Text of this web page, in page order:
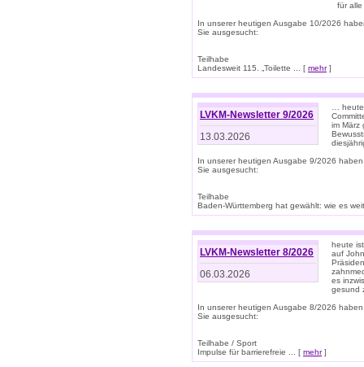
für
In unserer heutigen Ausgabe 10/2026
Sie ausgesucht:
Teilhabe
Landesweit 115. „Toilette ... [ mehr]
LVKM-Newsletter 9/2026
13.03.2026
…
im März
In unserer heutigen Ausgabe 9/2026
Sie ausgesucht:
Teilhabe
Baden-Württemberg hat gewählt: wie es
LVKM-Newsletter 8/2026
06.03.2026
heute
auf
es
gesund
In unserer heutigen Ausgabe 8/2026
Sie ausgesucht:
Teilhabe / Sport
Impulse für barrierefreie ... [ mehr]